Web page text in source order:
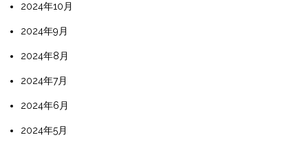
2024年10月
2024年9月
2024年8月
2024年7月
2024年6月
2024年5月